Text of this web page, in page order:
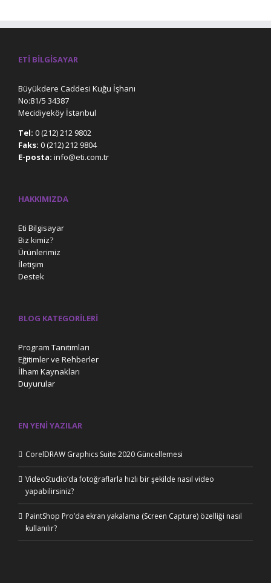
ETI BILGISAYAR
Büyükdere Caddesi Kuğu İşhanı
No:81/5 34387
Mecidiyeköy İstanbul
Tel: 0 (212) 212 9802
Faks: 0 (212) 212 9804
E-posta: info@eti.com.tr
HAKKIMIZDA
Eti Bilgisayar
Biz kimiz?
Ürünlerimiz
İletişim
Destek
BLOG KATEGORILERI
Program Tanıtımları
Eğitimler ve Rehberler
İlham Kaynakları
Duyurular
EN YENI YAZILAR
CorelDRAW Graphics Suite 2020 Güncellemesi
VideoStudio’da fotoğraflarla hızlı bir şekilde nasıl video
yapabilirsiniz?
PaintShop Pro’da ekran yakalama (Screen Capture) özelliği nasıl
kullanılır?